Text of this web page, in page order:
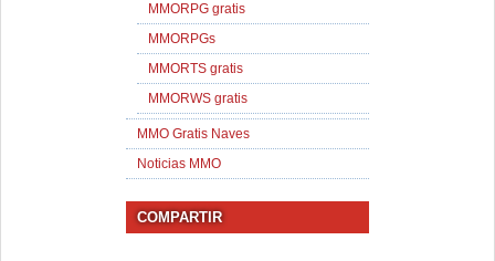
MMORPG gratis
MMORPGs
MMORTS gratis
MMORWS gratis
MMO Gratis Naves
Noticias MMO
COMPARTIR